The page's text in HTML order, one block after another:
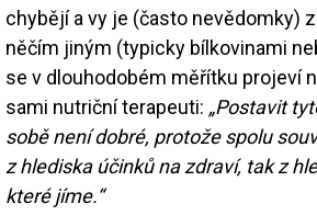
chybějí a vy je (často nevědomky)
něčím jiným (typicky bílkovinami
se v dlouhodobém měřítku projeví
sami nutriční terapeuti: „Postavit
sobě není dobré, protože spolu
z hlediska účinků na zdraví, tak z
které jíme.“